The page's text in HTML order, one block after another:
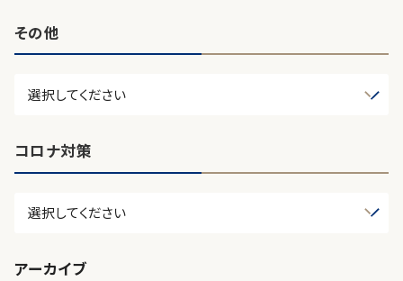
その他
コロナ対策
アーカイブ